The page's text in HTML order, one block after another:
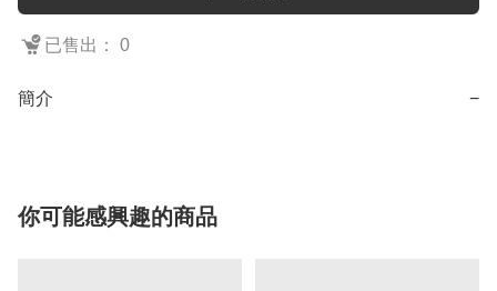
已售出： 0
簡介 −
你可能感興趣的商品